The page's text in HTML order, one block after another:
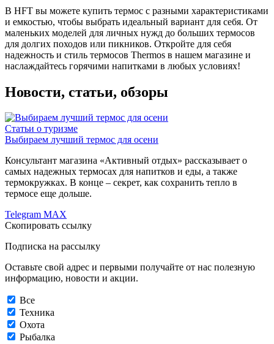
В HFT вы можете купить термос с разными характеристиками
и емкостью, чтобы выбрать идеальный вариант для себя. От
маленьких моделей для личных нужд до больших термосов
для долгих походов или пикников. Откройте для себя
надежность и стиль термосов Thermos в нашем магазине и
наслаждайтесь горячими напитками в любых условиях!
Новости, статьи, обзоры
Статьи о туризме
Выбираем лучший термос для осени
Консультант магазина «Активный отдых» рассказывает о
самых надежных термосах для напитков и еды, а также
термокружках. В конце – секрет, как сохранить тепло в
термосе еще дольше.
Telegram MAX
Скопировать ссылку
Подписка на рассылку
Оставьте свой адрес и первыми получайте от нас полезную
информацию, новости и акции.
Все
Техника
Охота
Рыбалка